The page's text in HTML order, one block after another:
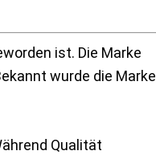
ist. Die Marke
wurde die Marke
Qualität